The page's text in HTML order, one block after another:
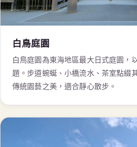
白鳥庭園
白鳥庭園為東海地區最大日式庭園，
題。步道蜿蜒、小橋流水、茶室點綴
傳統園藝之美，適合靜心散步。